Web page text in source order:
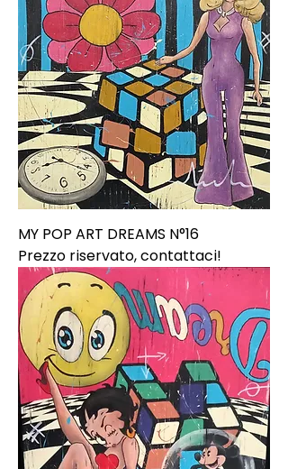
MY POP ART DREAMS N°16
Prezzo riservato, contattaci!